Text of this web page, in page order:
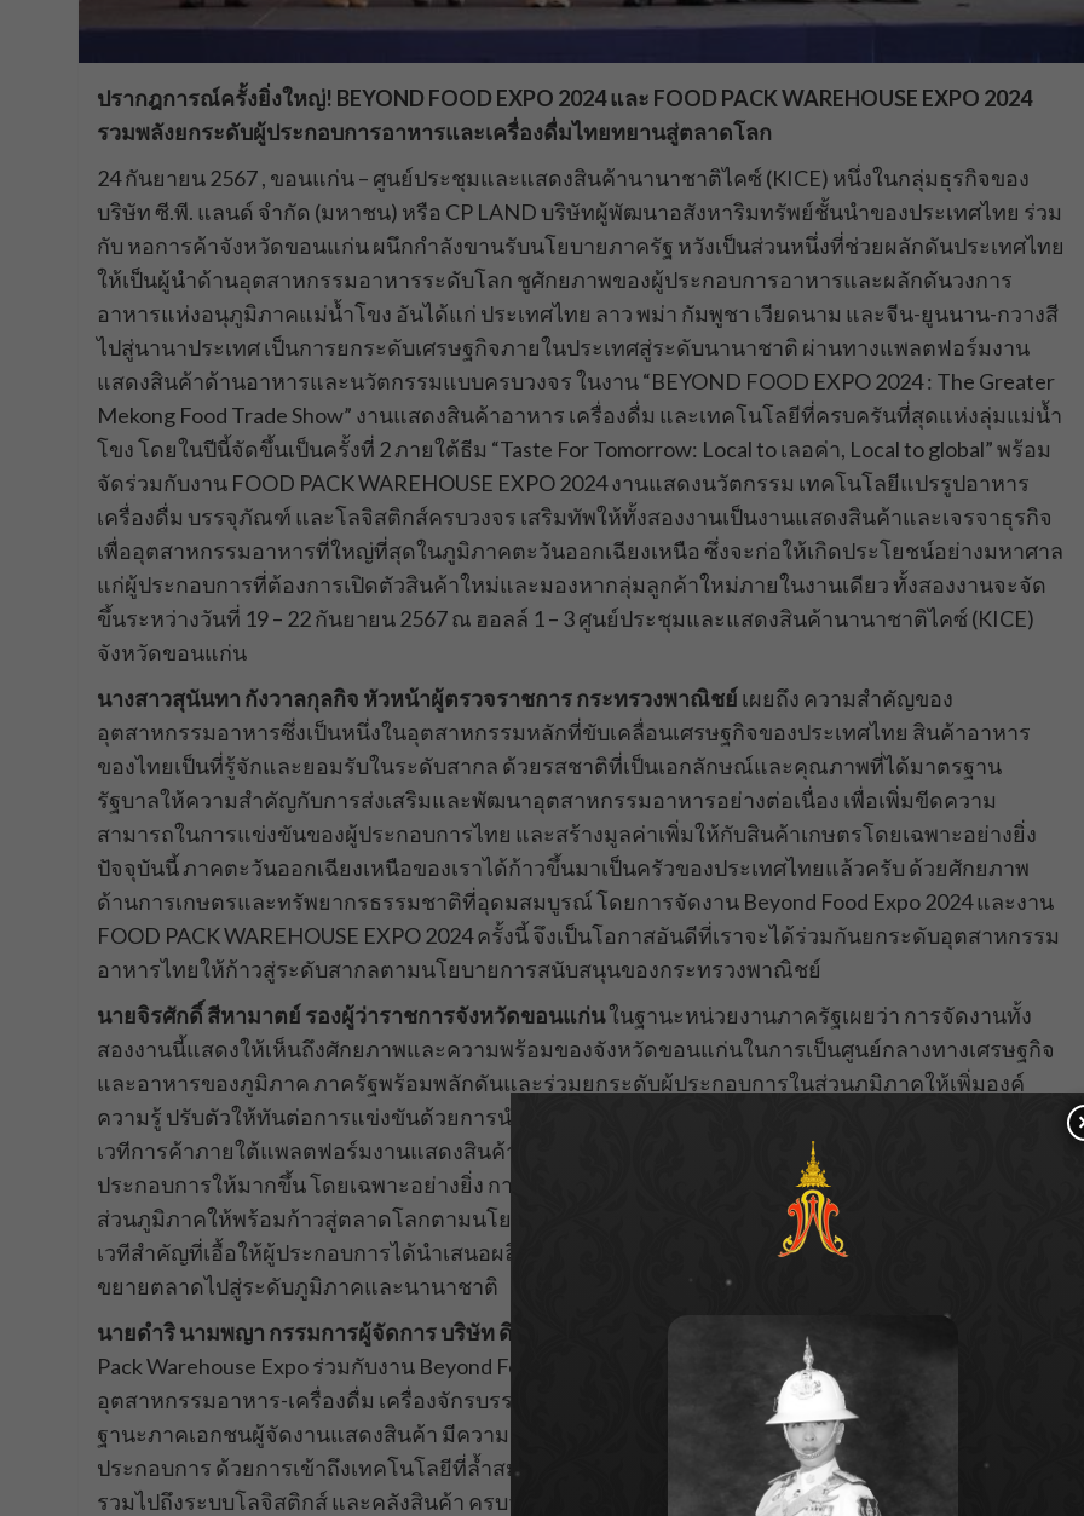
ปรากฎการณ์ครั้งยิ่งใหญ่! BEYOND FOOD EXPO 2024 และ FOOD PACK WAREHOUSE EXPO 2024
รวมพลังยกระดับผู้ประกอบการอาหารและเครื่องดื่มไทยทยานสู่ตลาดโลก
24 กันยายน 2567 , ขอนแก่น – ศูนย์ประชุมและแสดงสินค้านานาชาติไคซ์ (KICE) หนึ่งในกลุ่มธุรกิจของ
บริษัท ซี.พี. แลนด์ จำกัด (มหาชน) หรือ CP LAND บริษัทผู้พัฒนาอสังหาริมทรัพย์ชั้นนำของประเทศไทย ร่วม
กับ หอการค้าจังหวัดขอนแก่น ผนึกกำลังขานรับนโยบายภาครัฐ หวังเป็นส่วนหนึ่งที่ช่วยผลักดันประเทศไทย
ให้เป็นผู้นำด้านอุตสาหกรรมอาหารระดับโลก ชูศักยภาพของผู้ประกอบการอาหารและผลักดันวงการ
อาหารแห่งอนุภูมิภาคแม่น้ำโขง อันได้แก่ ประเทศไทย ลาว พม่า กัมพูชา เวียดนาม และจีน-ยูนนาน-กวางสี
ไปสู่นานาประเทศ เป็นการยกระดับเศรษฐกิจภายในประเทศสู่ระดับนานาชาติ ผ่านทางแพลตฟอร์มงาน
แสดงสินค้าด้านอาหารและนวัตกรรมแบบครบวงจร ในงาน “BEYOND FOOD EXPO 2024 : The Greater
Mekong Food Trade Show” งานแสดงสินค้าอาหาร เครื่องดื่ม และเทคโนโลยีที่ครบครันที่สุดแห่งลุ่มแม่น้ำ
โขง โดยในปีนี้จัดขึ้นเป็นครั้งที่ 2 ภายใต้ธีม “Taste For Tomorrow: Local to เลอค่า, Local to global” พร้อม
จัดร่วมกับงาน FOOD PACK WAREHOUSE EXPO 2024 งานแสดงนวัตกรรม เทคโนโลยีแปรรูปอาหาร
เครื่องดื่ม บรรจุภัณฑ์ และโลจิสติกส์ครบวงจร เสริมทัพให้ทั้งสองงานเป็นงานแสดงสินค้าและเจรจาธุรกิจ
เพื่ออุตสาหกรรมอาหารที่ใหญ่ที่สุดในภูมิภาคตะวันออกเฉียงเหนือ ซึ่งจะก่อให้เกิดประโยชน์อย่างมหาศาล
แก่ผู้ประกอบการที่ต้องการเปิดตัวสินค้าใหม่และมองหากลุ่มลูกค้าใหม่ภายในงานเดียว ทั้งสองงานจะจัด
ขึ้นระหว่างวันที่ 19 – 22 กันยายน 2567 ณ ฮอลล์ 1 – 3 ศูนย์ประชุมและแสดงสินค้านานาชาติไคซ์ (KICE)
จังหวัดขอนแก่น
นางสาวสุนันทา กังวาลกุลกิจ หัวหน้าผู้ตรวจราชการ กระทรวงพาณิชย์เผยถึง ความสำคัญของ
อุตสาหกรรมอาหารซึ่งเป็นหนึ่งในอุตสาหกรรมหลักที่ขับเคลื่อนเศรษฐกิจของประเทศไทย สินค้าอาหาร
ของไทยเป็นที่รู้จักและยอมรับในระดับสากล ด้วยรสชาติที่เป็นเอกลักษณ์และคุณภาพที่ได้มาตรฐาน
รัฐบาลให้ความสำคัญกับการส่งเสริมและพัฒนาอุตสาหกรรมอาหารอย่างต่อเนื่อง เพื่อเพิ่มขีดความ
สามารถในการแข่งขันของผู้ประกอบการไทย และสร้างมูลค่าเพิ่มให้กับสินค้าเกษตรโดยเฉพาะอย่างยิ่ง
ปัจจุบันนี้ ภาคตะวันออกเฉียงเหนือของเราได้ก้าวขึ้นมาเป็นครัวของประเทศไทยแล้วครับ ด้วยศักยภาพ
ด้านการเกษตรและทรัพยากรธรรมชาติที่อุดมสมบูรณ์ โดยการจัดงาน Beyond Food Expo 2024 และงาน
FOOD PACK WAREHOUSE EXPO 2024 ครั้งนี้ จึงเป็นโอกาสอันดีที่เราจะได้ร่วมกันยกระดับอุตสาหกรรม
อาหารไทยให้ก้าวสู่ระดับสากลตามนโยบายการสนับสนุนของกระทรวงพาณิชย์
นายจิรศักดิ์ สีหามาตย์ รองผู้ว่าราชการจังหวัดขอนแก่นในฐานะหน่วยงานภาครัฐเผยว่า การจัดงานทั้ง
สองงานนี้แสดงให้เห็นถึงศักยภาพและความพร้อมของจังหวัดขอนแก่นในการเป็นศูนย์กลางทางเศรษฐกิจ
และอาหารของภูมิภาค ภาครัฐพร้อมพลักดันและร่วมยกระดับผู้ประกอบการในส่วนภูมิภาคให้เพิ่มองค์
ความรู้ ปรับตัวให้ทันต่อการแข่งขันด้วยการนำเทคโนโลยีเข้ามาใช้ในกระบวนการผลิต อีกทั้งการสร้าง
เวทีการค้าภายใต้แพลตฟอร์มงานแสดงสินค้า ที่จะเชื่อมโยงสร้างเครือข่ายและเพิ่มช่องทางการค้าให้กับผู้
ประกอบการให้มากขึ้น โดยเฉพาะอย่างยิ่ง การจัดงานแสดงสินค้าด้านอาหารถือเป็นอุตสาหกรรมหลักของ
ส่วนภูมิภาคให้พร้อมก้าวสู่ตลาดโลกตามนโยบายสนับสนุนดันครัวไทยสู่ครัวโลก โดยงานแสดงสินค้าเป็น
เวทีสำคัญที่เอื้อให้ผู้ประกอบการได้นำเสนอผลิตภัณฑ์และนวัตกรรมใหม่ๆ สร้างเครือข่ายทางธุรกิจ และ
ขยายตลาดไปสู่ระดับภูมิภาคและนานาชาติ
นายดำริ นามพญา กรรมการผู้จัดการ บริษัท ดิจิวิว แอดเวอร์ไทซิ่ง กรุ๊ป จำกัด
ผู้จัดงานแสดงสินค้า Food
Pack Warehouse Expo ร่วมกับงาน Beyond Food Expo งานแสดงเทคโนโลยี นวัตกรรม เครื่องจักรใน
อุตสาหกรรมอาหาร-เครื่องดื่ม เครื่องจักรบรรจุภัณฑ์ ระบบคลังสินค้าและโลจิสติกส์แบบครบวงจร ใน
ฐานะภาคเอกชนผู้จัดงานแสดงสินค้า มีความมุ่งหมายที่จะเป็นส่วนหนึ่งในการยกระดับธุรกิจของกลุ่มผู้
ประกอบการ ด้วยการเข้าถึงเทคโนโลยีที่ล้ำสมัย และพบกับโซลูชั่นการผลิตอาหาร เครื่องดื่ม บรรจุภัณฑ์
รวมไปถึงระบบโลจิสติกส์ และคลังสินค้า ครบวงจร ที่ ใหญ่ที่สุดในภูมิภาคอีสาน และอนุภูมิภาคลุ่มแม่น้ำ